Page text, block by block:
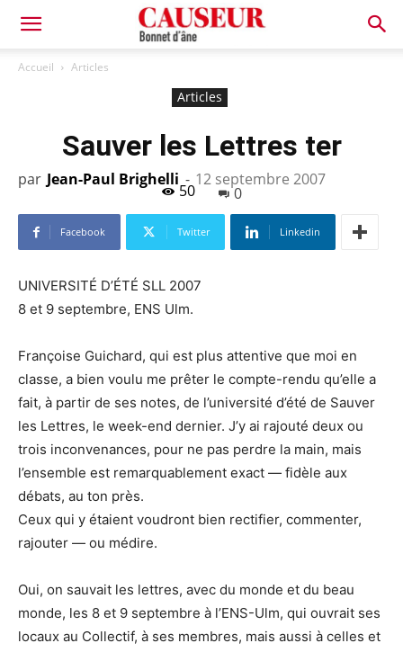
Bonnet
Accueil Articles
Articles
Sauver les Lettres ter
par Jean-Paul Brighelli - 12 septembre 2007
50 0
Facebook Twitter Linkedin
UNIVERSITÉ D’ÉTÉ SLL 2007
8 et 9 septembre, ENS Ulm.
Françoise Guichard, qui est plus attentive que moi en
classe, a bien voulu me prêter le compte-rendu qu’elle a
fait, à partir de ses notes, de l’université d’été de Sauver
les Lettres, le week-end dernier. J’y ai rajouté deux ou
trois inconvenances, pour ne pas perdre la main, mais
l’ensemble est remarquablement exact — fidèle aux
débats, au ton près.
Ceux qui y étaient voudront bien rectifier, commenter,
rajouter — ou médire.
Oui, on sauvait les lettres, avec du monde et du beau
monde, les 8 et 9 septembre à l’ENS-Ulm, qui ouvrait ses
locaux au Collectif, à ses membres, mais aussi à celles et